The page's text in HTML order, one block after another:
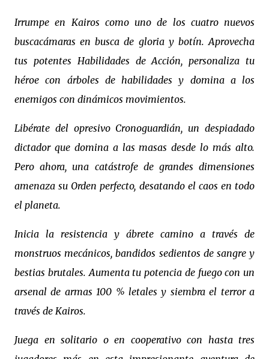
Irrumpe en Kairos como uno de los cuatro nuevos
buscacámaras en busca de gloria y botín. Aprovecha
tus potentes Habilidades de Acción, personaliza tu
héroe con árboles de habilidades y domina a los
enemigos con dinámicos movimientos.
Libérate del opresivo Cronoguardián, un despiadado
dictador que domina a las masas desde lo más alto.
Pero ahora, una catástrofe de grandes dimensiones
amenaza su Orden perfecto, desatando el caos en todo
el planeta.
Inicia la resistencia y ábrete camino a través de
monstruos mecánicos, bandidos sedientos de sangre y
bestias brutales. Aumenta tu potencia de fuego con un
arsenal de armas 100 % letales y siembra el terror a
través de Kairos.
Juega en solitario o en cooperativo con hasta tres